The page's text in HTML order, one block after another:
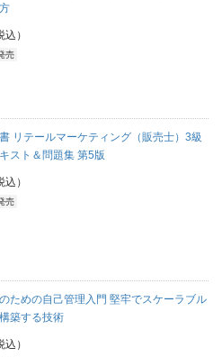
）
売
リテールマーケティング（販売士）3級
スト＆問題集 第5版
）
売
ための自己管理入門 堅牢でスケーラブル
築する技術
）